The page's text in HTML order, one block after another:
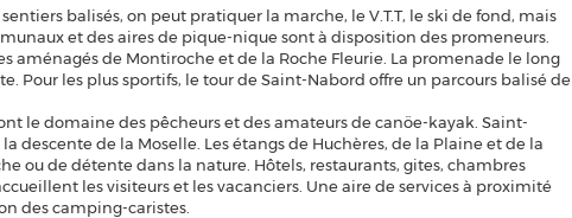
balisés, on peut pratiquer la marche, le V.T.T, le ski de fond, mais
et des aires de pique-nique sont à disposition des promeneurs.
aménagés de Montiroche et de la Roche Fleurie. La promenade le long
Pour les plus sportifs, le tour de Saint-Nabord offre un parcours balisé de
le domaine des pêcheurs et des amateurs de canöe-kayak. Saint-
descente de la Moselle. Les étangs de Huchères, de la Plaine et de la
ou de détente dans la nature. Hôtels, restaurants, gites, chambres
les visiteurs et les vacanciers. Une aire de services à proximité
des camping-caristes.